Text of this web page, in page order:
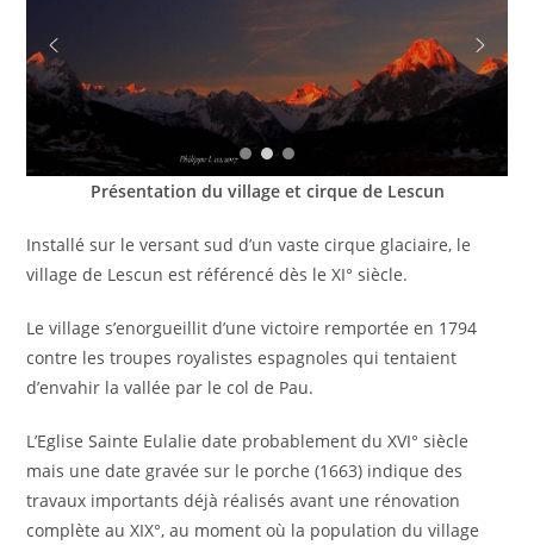
Présentation du village et cirque de Lescun
Installé sur le versant sud d’un vaste cirque glaciaire, le
village de Lescun est référencé dès le XI° siècle.
Le village s’enorgueillit d’une victoire remportée en 1794
contre les troupes royalistes espagnoles qui tentaient
d’envahir la vallée par le col de Pau.
L’Eglise Sainte Eulalie date probablement du XVI° siècle
mais une date gravée sur le porche (1663) indique des
travaux importants déjà réalisés avant une rénovation
complète au XIX°, au moment où la population du village